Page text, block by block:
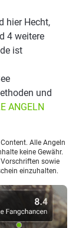
hier Hecht,
4 weitere
ist
und
ANGELN
Alle Angeln
keine Gewähr.
sowie
einzuhalten.